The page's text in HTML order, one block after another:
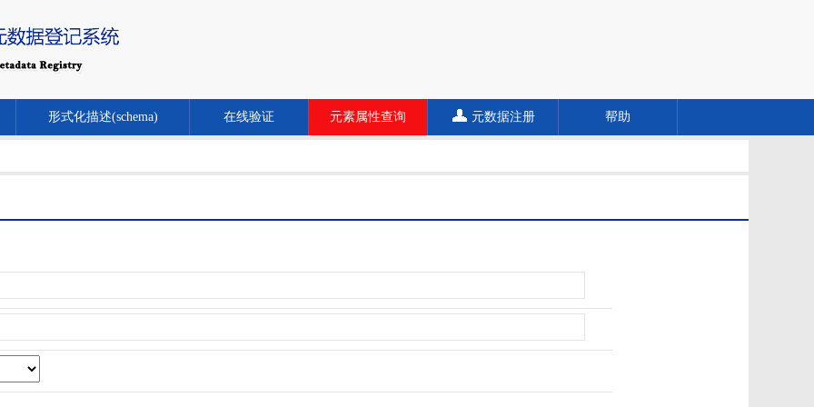
形式化描述(schema) 在线验证 元素属性查询 元数据注册 帮助